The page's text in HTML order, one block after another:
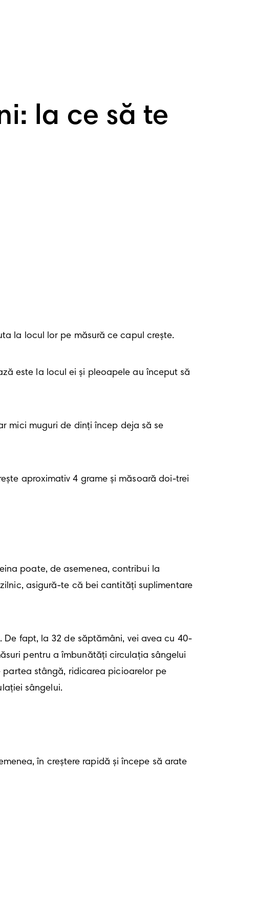
la ce să te
la locul lor pe măsură ce capul crește.
este la locul ei şi pleoapele au început să
mici muguri de dinți încep deja să se
aproximativ 4 grame și măsoară doi-trei
poate, de asemenea, contribui la
asigură-te că bei cantități suplimentare
De fapt, la 32 de săptămâni, vei avea cu 40-
pentru a îmbunătăţi circulația sângelui
partea stângă, ridicarea picioarelor pe
sângelui.
în creștere rapidă și începe să arate